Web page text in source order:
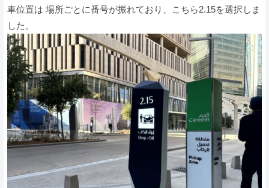
車位置は 場所ごとに番号が振れており、こちら2.15を選択しま
した。